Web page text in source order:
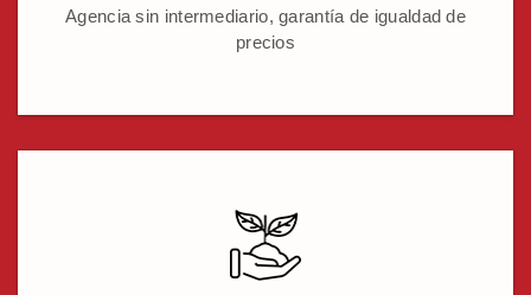
Agencia sin intermediario, garantía de igualdad de
precios